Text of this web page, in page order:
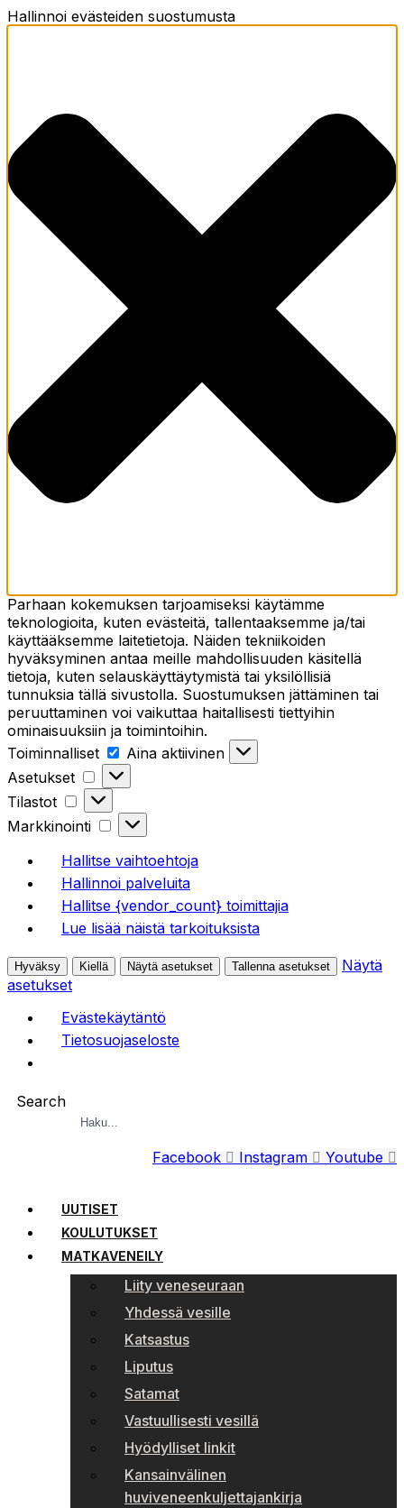
Hallinnoi evästeiden suostumusta
Parhaan kokemuksen tarjoamiseksi käytämme
teknologioita, kuten evästeitä, tallentaaksemme ja/tai
käyttääksemme laitetietoja. Näiden tekniikoiden
hyväksyminen antaa meille mahdollisuuden käsitellä
tietoja, kuten selauskäyttäytymistä tai yksilöllisiä
tunnuksia tällä sivustolla. Suostumuksen jättäminen tai
peruuttaminen voi vaikuttaa haitallisesti tiettyihin
ominaisuuksiin ja toimintoihin.
Toiminnalliset
Toiminnalliset
Aina aktiivinen
Asetukset
Asetukset
Tilastot
Tilastot
Markkinointi
Markkinointi
Hallitse vaihtoehtoja
Hallinnoi palveluita
Hallitse {vendor_count} toimittajia
Lue lisää näistä tarkoituksista
Hyväksy Kiellä Näytä asetukset Tallenna asetukset
Näytä
asetukset
Evästekäytäntö
Tietosuojaseloste
Search
Facebook Instagram Youtube
UUTISET
KOULUTUKSET
MATKAVENEILY
Liity veneseuraan
Yhdessä vesille
Katsastus
Liputus
Satamat
Vastuullisesti vesillä
Hyödylliset linkit
Kansainvälinen
huviveneenkuljettajankirja